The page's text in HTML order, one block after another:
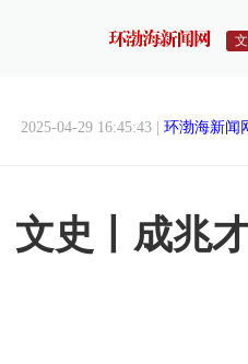
2025-04-29 16:45:43 | 环渤海新闻
文史丨成兆